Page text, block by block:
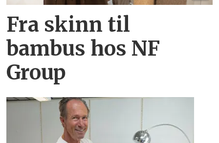
Fra skinn til
bambus hos NF
Group